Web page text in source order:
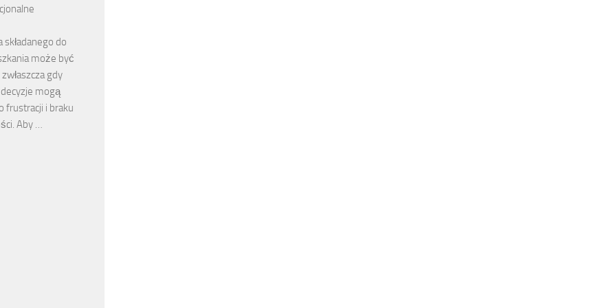
do
może być
gdy
mogą
frustracji i braku
Aby …